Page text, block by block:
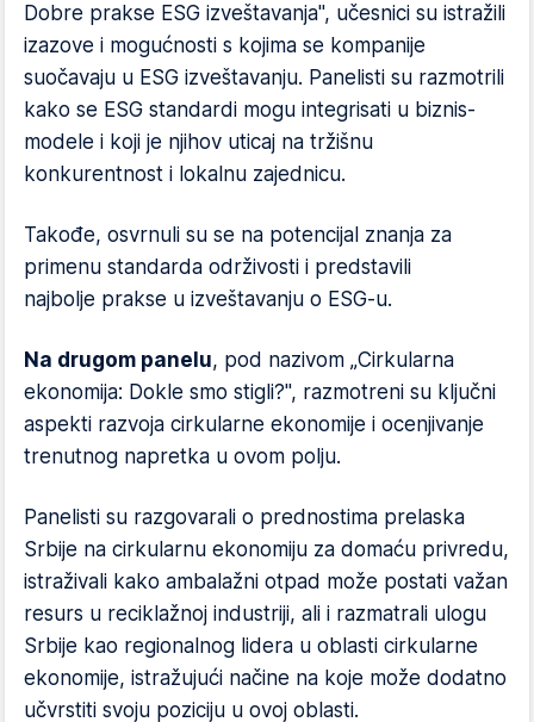
Dobre prakse ESG izveštavanja", učesnici su istražili
izazove i mogućnosti s kojima se kompanije
suočavaju u ESG izveštavanju. Panelisti su razmotrili
kako se ESG standardi mogu integrisati u biznis-
modele i koji je njihov uticaj na tržišnu
konkurentnost i lokalnu zajednicu.
Takođe, osvrnuli su se na potencijal znanja za
primenu standarda održivosti i predstavili
najbolje prakse u izveštavanju o ESG-u.
Na drugom panelu, pod nazivom „Cirkularna
ekonomija: Dokle smo stigli?", razmotreni su ključni
aspekti razvoja cirkularne ekonomije i ocenjivanje
trenutnog napretka u ovom polju.
Panelisti su razgovarali o prednostima prelaska
Srbije na cirkularnu ekonomiju za domaću privredu,
istraživali kako ambalažni otpad može postati važan
resurs u reciklažnoj industriji, ali i razmatrali ulogu
Srbije kao regionalnog lidera u oblasti cirkularne
ekonomije, istražujući načine na koje može dodatno
učvrstiti svoju poziciju u ovoj oblasti.